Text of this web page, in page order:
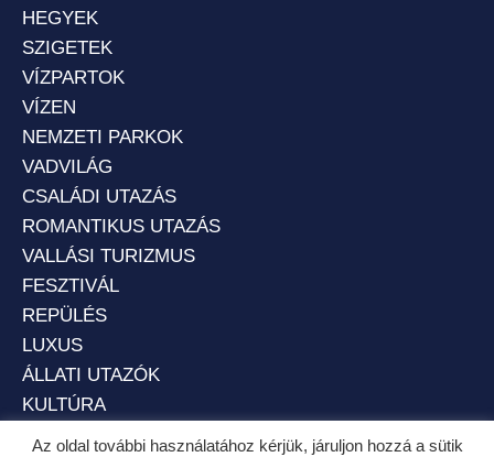
HEGYEK
SZIGETEK
VÍZPARTOK
VÍZEN
NEMZETI PARKOK
VADVILÁG
CSALÁDI UTAZÁS
ROMANTIKUS UTAZÁS
VALLÁSI TURIZMUS
FESZTIVÁL
REPÜLÉS
LUXUS
ÁLLATI UTAZÓK
KULTÚRA
Az oldal további használatához kérjük, járuljon hozzá a sütik